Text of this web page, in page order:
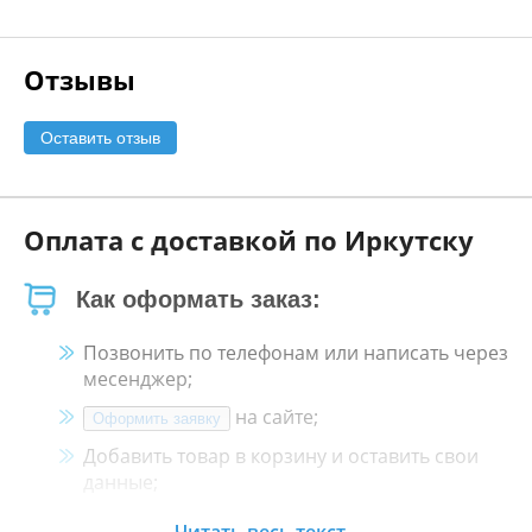
Отзывы
Оставить отзыв
Оплата с доставкой по Иркутску
Как оформать заказ:
Позвонить по телефонам или написать через
месенджер;
Оформить заявку
на сайте;
Добавить товар в корзину и оставить свои
данные;
Менеджер свяжется с Вами в течение 30